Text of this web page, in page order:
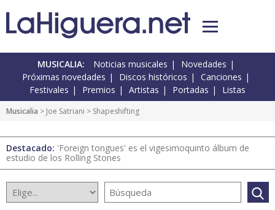
MUSICALIA: Noticias musicales
Novedades
Próximas novedades
Discos históricos
Canciones
Festivales
Premios Artistas Portadas Listas
Musicalia > Joe Satriani > Shapeshifting
Destacado: 'Foreign tongues' es el vigesimoquinto álbum de
estudio de los Rolling Stones